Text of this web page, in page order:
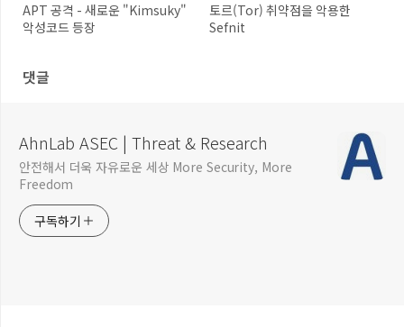
APT 공격 - 새로운 "Kimsuky"
악성코드 등장
토르(Tor) 취약점을 악용한
Sefnit
댓글
AhnLab ASEC | Threat & Research
안전해서 더욱 자유로운 세상 More Security, More
Freedom
구독하기